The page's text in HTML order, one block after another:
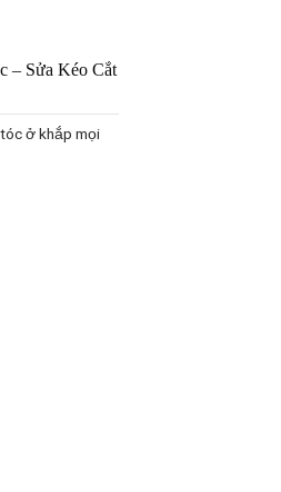
– Sửa Kéo Cắt
ở khắp mọi